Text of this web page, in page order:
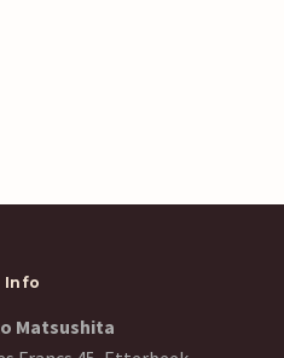
Info
Matsushita